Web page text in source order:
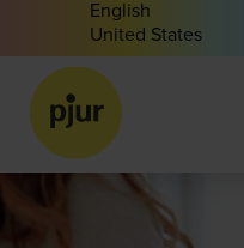
English
United States